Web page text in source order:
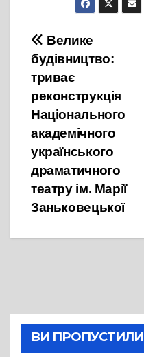
Навігація
записів
Велике
будівництво:
триває
реконструкція
Національного
академічного
українського
драматичного
театру ім. Марії
Заньковецької
ВИ ПРОПУСТИЛИ